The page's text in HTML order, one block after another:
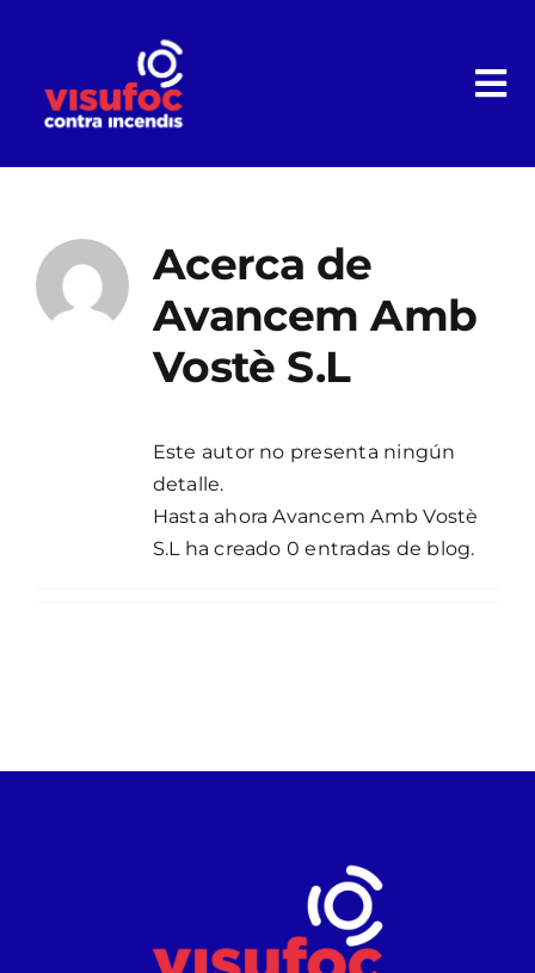
Acerca de
Avancem Amb
Vostè S.L
Este autor no presenta ningún
detalle.
Hasta ahora Avancem Amb Vostè
S.L ha creado 0 entradas de blog.